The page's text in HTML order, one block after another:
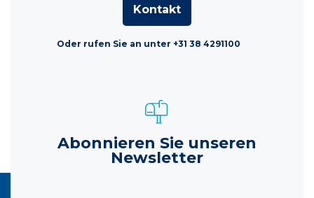
Kontakt
Oder rufen Sie an unter +31 38 4291100
Abonnieren Sie unseren
Newsletter